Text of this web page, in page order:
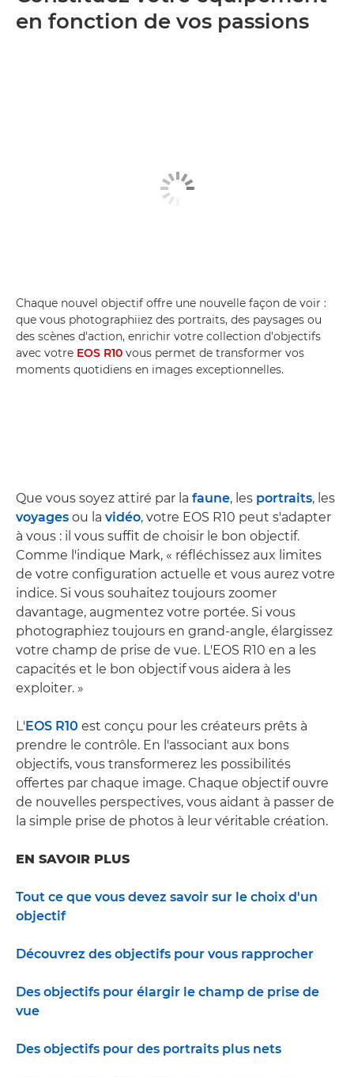
en fonction de vos passions
Chaque nouvel objectif offre une nouvelle façon de voir :
que vous photographiiez des portraits, des paysages ou
des scènes d'action, enrichir votre collection d'objectifs
avec votre EOS R10 vous permet de transformer vos
moments quotidiens en images exceptionnelles.
Que vous soyez attiré par la faune, les portraits, les
voyages ou la vidéo, votre EOS R10 peut s'adapter
à vous : il vous suffit de choisir le bon objectif.
Comme l'indique Mark, « réfléchissez aux limites
de votre configuration actuelle et vous aurez votre
indice. Si vous souhaitez toujours zoomer
davantage, augmentez votre portée. Si vous
photographiez toujours en grand-angle, élargissez
votre champ de prise de vue. L'EOS R10 en a les
capacités et le bon objectif vous aidera à les
exploiter. »
L'EOS R10 est conçu pour les créateurs prêts à
prendre le contrôle. En l'associant aux bons
objectifs, vous transformerez les possibilités
offertes par chaque image. Chaque objectif ouvre
de nouvelles perspectives, vous aidant à passer de
la simple prise de photos à leur véritable création.
EN SAVOIR PLUS
Tout ce que vous devez savoir sur le choix d'un
objectif
Découvrez des objectifs pour vous rapprocher
Des objectifs pour élargir le champ de prise de
vue
Des objectifs pour des portraits plus nets